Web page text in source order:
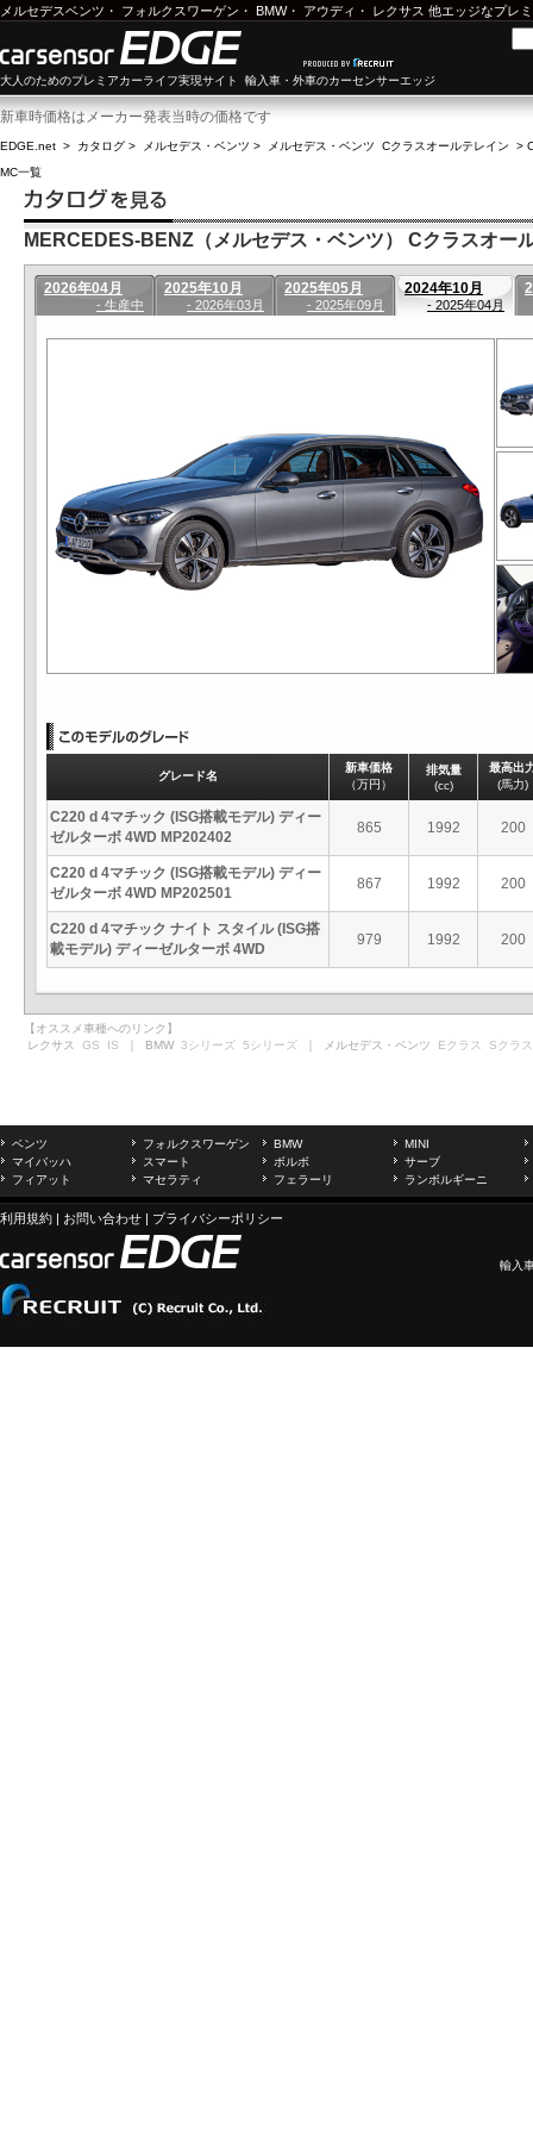
メルセデスベンツ ・ フォルクスワーゲン ・ BMW・ アウディ ・ レクサス 他エッジなプレ
大人のためのプレミアカーライフ実現サイト 輸入車・外車のカーセンサーエッジ
新車時価格はメーカー発表当時の価格です
EDGE.net > カタログ > メルセデス・ベンツ > メルセデス・ベンツ Cクラスオールテレイン >
MC一覧
MERCEDES-BENZ（メルセデス・ベンツ） Cクラスオー
2026年04月
- 生産中
2025年10月
- 2026年03月
2025年05月
- 2025年09月
2024年10月
- 2025年04月
グレード名
新車価格
（万円）
排気量
(cc)
最高出
(馬力)
C220 d 4マチック (ISG搭載モデル) ディー
ゼルターボ 4WD MP202402
865 1992 200
C220 d 4マチック (ISG搭載モデル) ディー
ゼルターボ 4WD MP202501
867 1992 200
C220 d 4マチック ナイト スタイル (ISG搭
載モデル) ディーゼルターボ 4WD
979 1992 200
【オススメ車種へのリンク】
レクサス GS IS ｜ BMW 3シリーズ 5シリーズ ｜ メルセデス・ベンツ Eクラス Sクラス
ベンツ フォルクスワーゲン BMW
MINI
マイバッハ
スマート ボルボ
サーブ
フィアット
マセラティ フェラーリ ランボルギーニ
利用規約 | お問い合わせ | プライバシーポリシー
輸入